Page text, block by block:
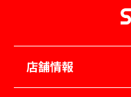
店舗情報